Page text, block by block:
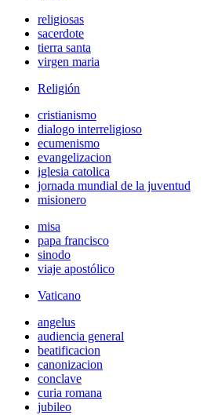
religiosas
sacerdote
tierra santa
virgen maria
Religión
cristianismo
dialogo interreligioso
ecumenismo
evangelizacion
iglesia catolica
jornada mundial de la juventud
misionero
misa
papa francisco
sinodo
viaje apostólico
Vaticano
angelus
audiencia general
beatificacion
canonizacion
conclave
curia romana
jubileo